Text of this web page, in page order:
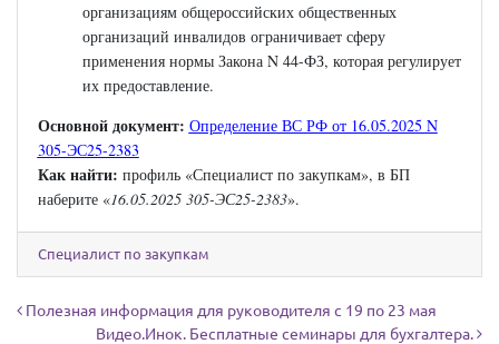
организациям общероссийских общественных
организаций инвалидов ограничивает сферу
применения нормы Закона N 44-ФЗ, которая регулирует
их предоставление.
Основной документ: Определение ВС РФ от 16.05.2025 N
305-ЭС25-2383
Как найти: профиль «Специалист по закупкам», в БП
наберите «16.05.2025 305-ЭС25-2383».
Специалист по закупкам
Навигация по записям
Полезная информация для руководителя с 19 по 23 мая
Видео.Инок. Бесплатные семинары для бухгалтера.